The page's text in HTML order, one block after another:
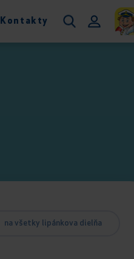
Kontakty
na všetky lipánkova dielňa